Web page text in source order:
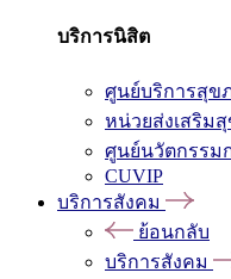
บริการนิสิต
ศูนย์บริการสุข
หน่วยส่งเสริม
ศูนย์นวัตกรรมก
CUVIP
บริการสังคม
ย้อนกลับ
บริการสังคม